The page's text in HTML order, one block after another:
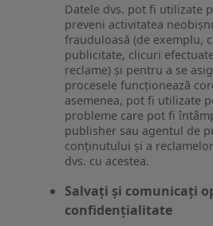
Datele dvs. pot fi utilizate
preveni activitatea
frauduloasă (de exemplu,
publicitate, clicuri
reclame) și pentru a se
procesele funcționează
asemenea, pot fi utilizate
probleme care pot fi
publisher sau agentul de
conținutului și a
dvs. cu acestea.
Salvați și comunicați
confidențialitate